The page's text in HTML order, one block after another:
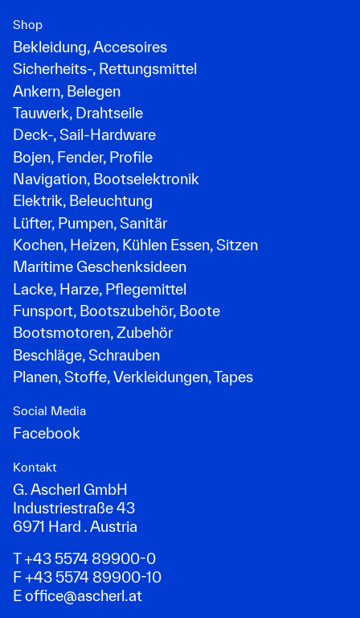
Shop
Bekleidung, Accesoires
Sicherheits-, Rettungsmittel
Ankern, Belegen
Tauwerk, Drahtseile
Deck-, Sail-Hardware
Bojen, Fender, Profile
Navigation, Bootselektronik
Elektrik, Beleuchtung
Lüfter, Pumpen, Sanitär
Kochen, Heizen, Kühlen Essen, Sitzen
Maritime Geschenksideen
Lacke, Harze, Pflegemittel
Funsport, Bootszubehör, Boote
Bootsmotoren, Zubehör
Beschläge, Schrauben
Planen, Stoffe, Verkleidungen, Tapes
Social Media
Facebook
Kontakt
G. Ascherl GmbH
Industriestraße 43
6971 Hard . Austria
T +43 5574 89900-0
F +43 5574 89900-10
Eoffice@ascherl.at